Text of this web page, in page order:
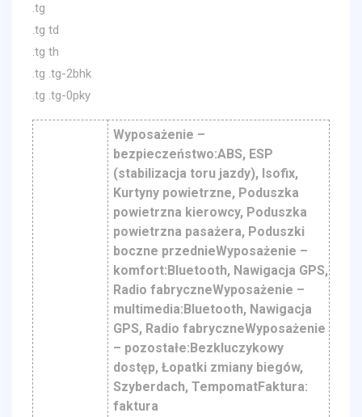
.tg
.tg td
.tg th
.tg .tg-2bhk
.tg .tg-0pky
Wyposażenie –
bezpieczeństwo:ABS, ESP
(stabilizacja toru jazdy), Isofix,
Kurtyny powietrzne, Poduszka
powietrzna kierowcy, Poduszka
powietrzna pasażera, Poduszki
boczne przednieWyposażenie –
komfort:Bluetooth, Nawigacja GPS,
Radio fabryczneWyposażenie –
multimedia:Bluetooth, Nawigacja
GPS, Radio fabryczneWyposażenie
– pozostałe:Bezkluczykowy
dostęp, Łopatki zmiany biegów,
Szyberdach, TempomatFaktura:
faktura